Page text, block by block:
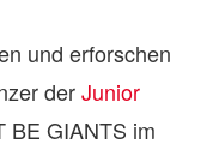
und erforschen
derJunior
BE GIANTS im